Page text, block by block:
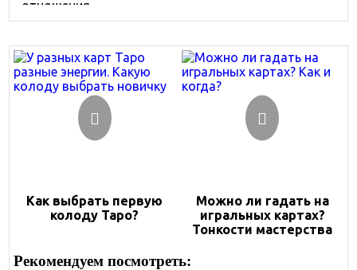
Как выбрать первую
колоду Таро?
Можно ли гадать на
игральных картах?
Тонкости мастерства
Рекомендуем посмотреть: